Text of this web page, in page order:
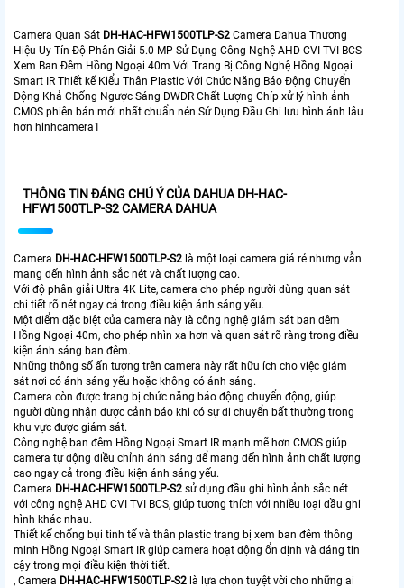
Camera Quan Sát DH-HAC-HFW1500TLP-S2 Camera Dahua Thương
Hiệu Uy Tín Độ Phân Giải 5.0 MP Sử Dụng Công Nghệ AHD CVI TVI BCS
Xem Ban Đêm Hồng Ngoại 40m Với Trang Bị Công Nghệ Hồng Ngoại
Smart IR Thiết kế Kiểu Thân Plastic Với Chức Năng Báo Động Chuyển
Động Khả Chống Ngược Sáng DWDR Chất Lượng Chíp xử lý hình ảnh
CMOS phiên bản mới nhất chuẩn nén Sử Dụng Đầu Ghi lưu hình ảnh lâu
hơn hinhcamera1
THÔNG TIN ĐÁNG CHÚ Ý CỦA DAHUA DH-HAC-
HFW1500TLP-S2 CAMERA DAHUA
Camera DH-HAC-HFW1500TLP-S2 là một loại camera giá rẻ nhưng vẫn
mang đến hình ảnh sắc nét và chất lượng cao.
Với độ phân giải Ultra 4K Lite, camera cho phép người dùng quan sát
chi tiết rõ nét ngay cả trong điều kiện ánh sáng yếu.
Một điểm đặc biệt của camera này là công nghệ giám sát ban đêm
Hồng Ngoại 40m, cho phép nhìn xa hơn và quan sát rõ ràng trong điều
kiện ánh sáng ban đêm.
Những thông số ấn tượng trên camera này rất hữu ích cho việc giám
sát nơi có ánh sáng yếu hoặc không có ánh sáng.
Camera còn được trang bị chức năng báo động chuyển động, giúp
người dùng nhận được cảnh báo khi có sự di chuyển bất thường trong
khu vực được giám sát.
Công nghệ ban đêm Hồng Ngoại Smart IR mạnh mẽ hơn CMOS giúp
camera tự động điều chỉnh ánh sáng để mang đến hình ảnh chất lượng
cao ngay cả trong điều kiện ánh sáng yếu.
Camera DH-HAC-HFW1500TLP-S2 sử dụng đầu ghi hình ảnh sắc nét
với công nghệ AHD CVI TVI BCS, giúp tương thích với nhiều loại đầu ghi
hình khác nhau.
Thiết kế chống bụi tinh tế và thân plastic trang bị xem ban đêm thông
minh Hồng Ngoại Smart IR giúp camera hoạt động ổn định và đáng tin
cậy trong mọi điều kiện thời tiết.
, Camera DH-HAC-HFW1500TLP-S2 là lựa chọn tuyệt vời cho những ai